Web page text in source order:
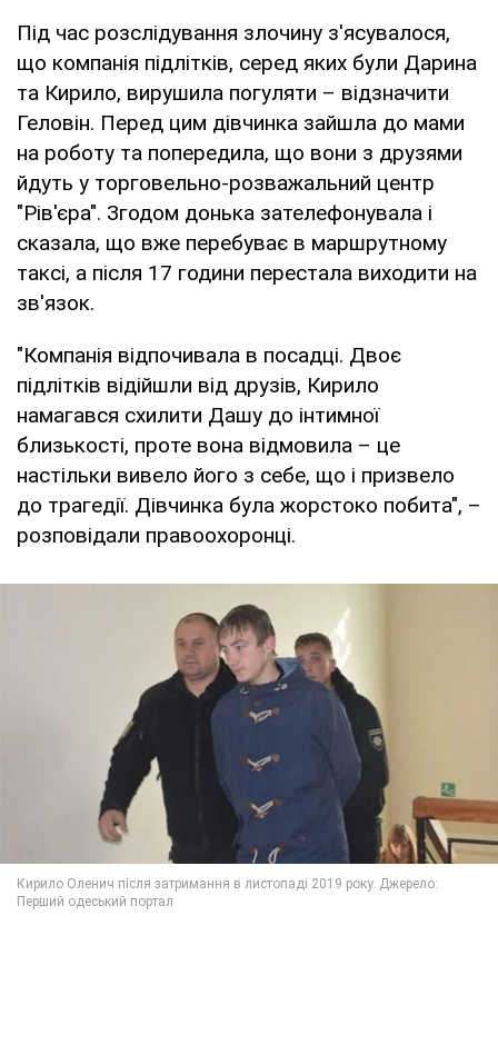
Під час розслідування злочину з'ясувалося,
що компанія підлітків, серед яких були Дарина
та Кирило, вирушила погуляти – відзначити
Геловін. Перед цим дівчинка зайшла до мами
на роботу та попередила, що вони з друзями
йдуть у торговельно-розважальний центр
"Рів'єра". Згодом донька зателефонувала і
сказала, що вже перебуває в маршрутному
таксі, а після 17 години перестала виходити на
зв'язок.
"Компанія відпочивала в посадці. Двоє
підлітків відійшли від друзів, Кирило
намагався схилити Дашу до інтимної
близькості, проте вона відмовила – це
настільки вивело його з себе, що і призвело
до трагедії. Дівчинка була жорстоко побита", –
розповідали правоохоронці.